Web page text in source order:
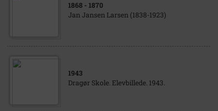
1868 - 1870
Jan Jansen Larsen (1838-1923)
1943
Dragør Skole. Elevbillede. 1943.